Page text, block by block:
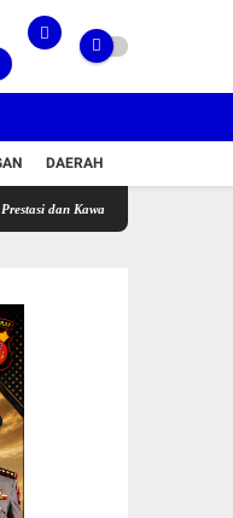
DAERAH
Kelestarian Laut